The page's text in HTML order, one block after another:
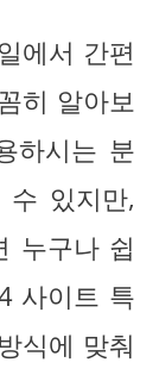
에서 간편
히 알아보
하시는 분
수 있지만,
누구나 쉽
사이트 특
식에 맞춰